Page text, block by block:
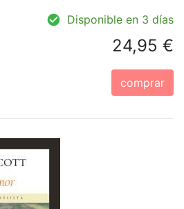
Disponible en 3 días
24,95 €
comprar